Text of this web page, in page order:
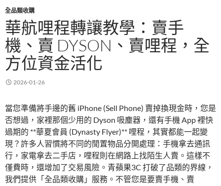
全品類收購
華航哩程轉讓教學：賣手
機、賣 DYSON、賣哩程，全
方位資金活化
2026-01-26
當您準備將手邊的舊 iPhone (Sell Phone) 賣掉換現金時，您是
否想過，家裡那個少用的 Dyson 吸塵器，還有手機 App 裡快
過期的 **華夏會員 (Dynasty Flyer)** 哩程，其實都能一起變
現？許多人習慣將不同的閒置物品分開處理：手機拿去通訊
行，家電拿去二手店，哩程則在網路上找陌生人賣。這樣不
僅費時，還增加了交易風險。青蘋果3C 打破了品類的界線，
我們提供「全品類收購」服務。不管您是要賣手機、賣